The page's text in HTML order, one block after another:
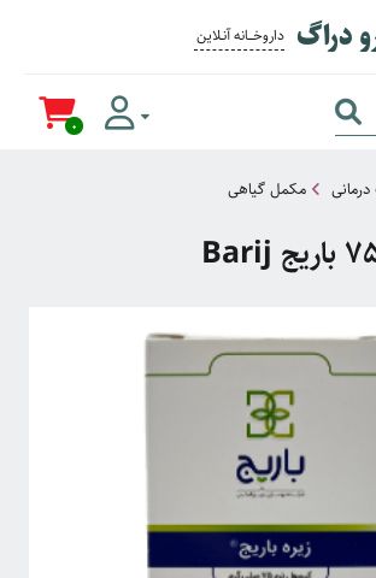
دراگ داروخــــانه آنــلاین برای همــه
0
مکمل گیاهی